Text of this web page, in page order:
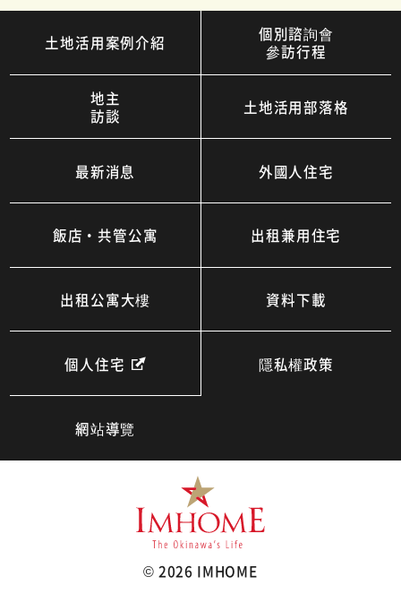
土地活用案例介紹
個別諮詢會
參訪行程
地主
訪談
土地活用部落格
最新消息 外國人住宅
飯店・共管公寓 出租兼用住宅
出租公寓大樓 資料下載
個人住宅 隱私權政策
網站導覽
© 2026 IMHOME